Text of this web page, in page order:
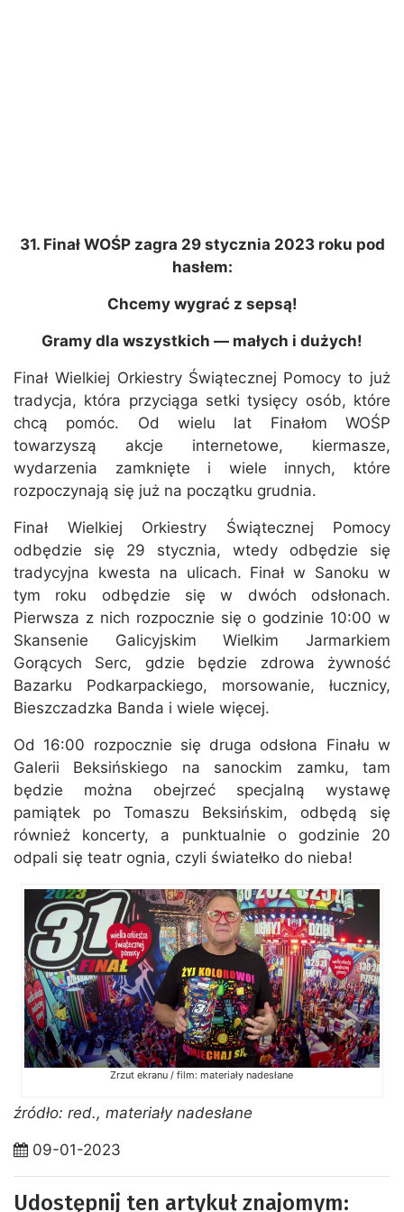
31. Finał WOŚP zagra 29 stycznia 2023 roku pod
hasłem:
Chcemy wygrać z sepsą!
Gramy dla wszystkich — małych i dużych!
Finał Wielkiej Orkiestry Świątecznej Pomocy to już
tradycja, która przyciąga setki tysięcy osób, które
chcą pomóc. Od wielu lat Finałom WOŚP
towarzyszą akcje internetowe, kiermasze,
wydarzenia zamknięte i wiele innych, które
rozpoczynają się już na początku grudnia.
Finał Wielkiej Orkiestry Świątecznej Pomocy
odbędzie się 29 stycznia, wtedy odbędzie się
tradycyjna kwesta na ulicach. Finał w Sanoku w
tym roku odbędzie się w dwóch odsłonach.
Pierwsza z nich rozpocznie się o godzinie 10:00 w
Skansenie Galicyjskim Wielkim Jarmarkiem
Gorących Serc, gdzie będzie zdrowa żywność
Bazarku Podkarpackiego, morsowanie, łucznicy,
Bieszczadzka Banda i wiele więcej.
Od 16:00 rozpocznie się druga odsłona Finału w
Galerii Beksińskiego na sanockim zamku, tam
będzie można obejrzeć specjalną wystawę
pamiątek po Tomaszu Beksińskim, odbędą się
również koncerty, a punktualnie o godzinie 20
odpali się teatr ognia, czyli światełko do nieba!
Zrzut ekranu / film: materiały nadesłane
źródło: red., materiały nadesłane
09-01-2023
Udostępnij ten artykuł znajomym: